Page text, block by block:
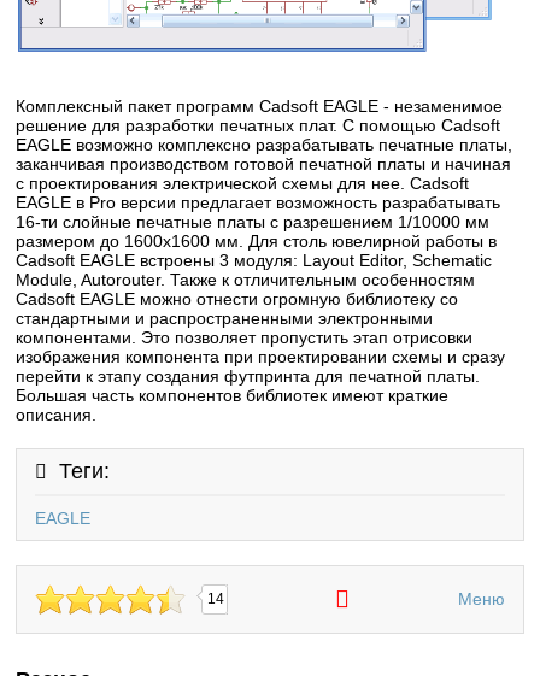
Комплексный пакет программ Cadsoft EAGLE - незаменимое
решение для разработки печатных плат. С помощью Cadsoft
EAGLE возможно комплексно разрабатывать печатные платы,
заканчивая производством готовой печатной платы и начиная
с проектирования электрической схемы для нее. Cadsoft
EAGLE в Pro версии предлагает возможность разрабатывать
16-ти слойные печатные платы с разрешением 1/10000 мм
размером до 1600x1600 мм. Для столь ювелирной работы в
Cadsoft EAGLE встроены 3 модуля: Layout Editor, Schematic
Module, Autorouter. Также к отличительным особенностям
Cadsoft EAGLE можно отнести огромную библиотеку со
стандартными и распространенными электронными
компонентами. Это позволяет пропустить этап отрисовки
изображения компонента при проектировании схемы и сразу
перейти к этапу создания футпринта для печатной платы.
Большая часть компонентов библиотек имеют краткие
описания.
Теги:
EAGLE
14 Меню